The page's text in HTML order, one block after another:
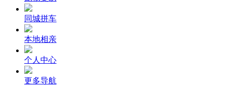
同城拼车
本地相亲
个人中心
更多导航